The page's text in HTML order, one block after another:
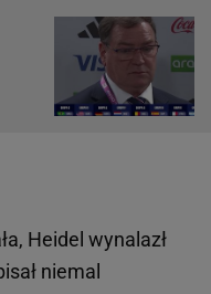
Heidel wynalazł
niemal